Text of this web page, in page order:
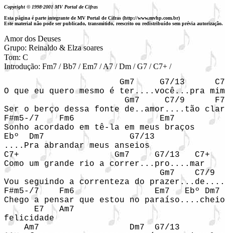
Copyright © 1998-2001 MV Portal de Cifras
Esta página é parte integrante de MV Portal de Cifras (http://www.mvhp.com.br)
Este material não pode ser publicado, transmitido, reescrito ou redistribuído sem prévia autorização.
Amor dos Deuses
Grupo: Reinaldo & Elza soares
Tom: C
Introdução: Fm7 / Bb7 / Em7 / A7 / Dm / G7 / C7+ /
Gm7     G7/13
O que eu quero mesmo é ter....você...pra mim
Gm7     C7/9
Ser o berço dessa fonte de..amor....tão
F#m5-/7    Fm6                 Em7
Sonho acordado em tê-la em meus braços
Ebº  Dm7                 G7/13
....Pra abrandar meus anseios
C7+                   Gm7     G7/13   C7+
Como um grande rio a correr...pro....mar
Gm7    C7/9
Vou seguindo a correnteza do
F#m5-/7    Fm6                Em7
Chego a pensar que estou no
      E7   Am7
felicidade
Am7                  Dm7  G7/13